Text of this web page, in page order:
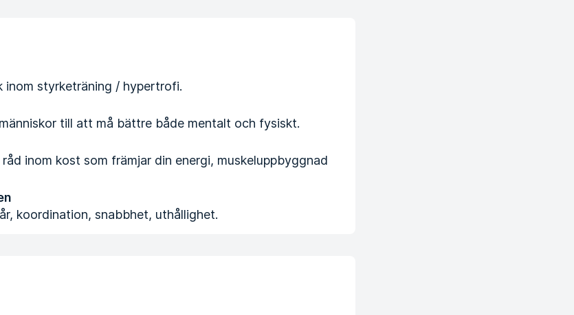
inom styrketräning / hypertrofi.
till att må bättre både mentalt och fysiskt.
inom kost som främjar din energi, muskeluppbyggnad
koordination, snabbhet, uthållighet.